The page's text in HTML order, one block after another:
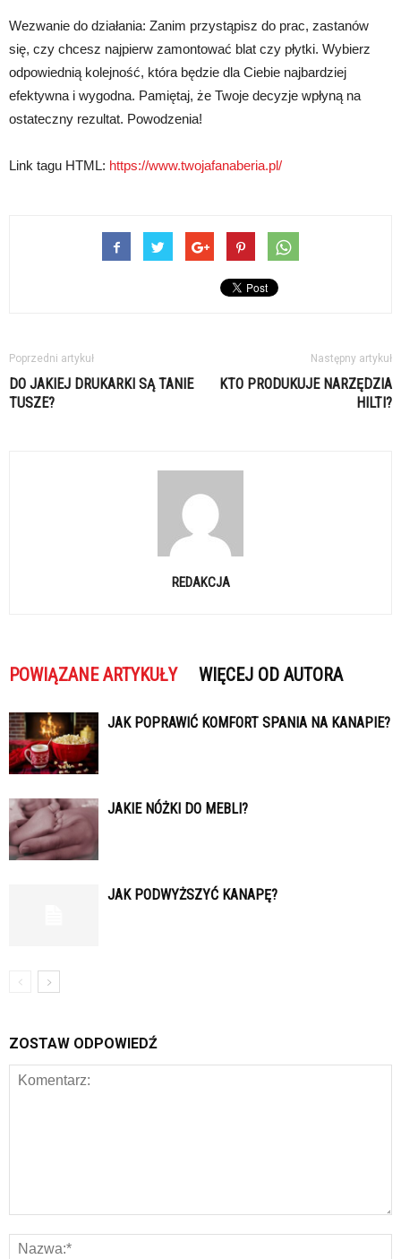
Wezwanie do działania: Zanim przystąpisz do prac, zastanów
się, czy chcesz najpierw zamontować blat czy płytki. Wybierz
odpowiednią kolejność, która będzie dla Ciebie najbardziej
efektywna i wygodna. Pamiętaj, że Twoje decyzje wpłyną na
ostateczny rezultat. Powodzenia!
Link tagu HTML: https://www.twojafanaberia.pl/
Poprzedni artykuł
DO JAKIEJ DRUKARKI SĄ TANIE
TUSZE?
Następny artykuł
KTO PRODUKUJE NARZĘDZIA
HILTI?
REDAKCJA
POWIĄZANE ARTYKUŁY WIĘCEJ OD AUTORA
JAK POPRAWIĆ KOMFORT SPANIA NA KANAPIE?
JAKIE NÓŻKI DO MEBLI?
JAK PODWYŻSZYĆ KANAPĘ?
ZOSTAW ODPOWIEDŹ